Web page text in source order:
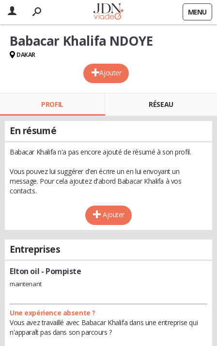
MENU
Ajouter
Babacar Khalifa NDOYE
DAKAR
PROFIL RÉSEAU
En résumé
Babacar Khalifa n'a pas encore ajouté de résumé à son profil.
Vous pouvez lui suggérer d'en écrire un en lui envoyant un
message. Pour cela ajoutez d'abord Babacar Khalifa à vos
contacts.
Ajouter
Entreprises
Elton oil - Pompiste
maintenant
Une expérience absente ?
Vous avez travaillé avec Babacar Khalifa dans une entreprise qui
n'apparaît pas dans son parcours ?